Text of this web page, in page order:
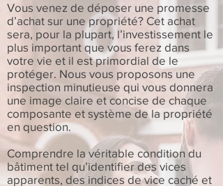
Vous venez de déposer une promesse
d’achat sur une propriété? Cet achat
sera, pour la plupart, l’investissement le
plus important que vous ferez dans
votre vie et il est primordial de le
protéger. Nous vous proposons une
inspection minutieuse qui vous donnera
une image claire et concise de chaque
composante et système de la propriété
en question.
Comprendre la véritable condition du
bâtiment tel qu’identifier des vices
apparents, des indices de vice caché et